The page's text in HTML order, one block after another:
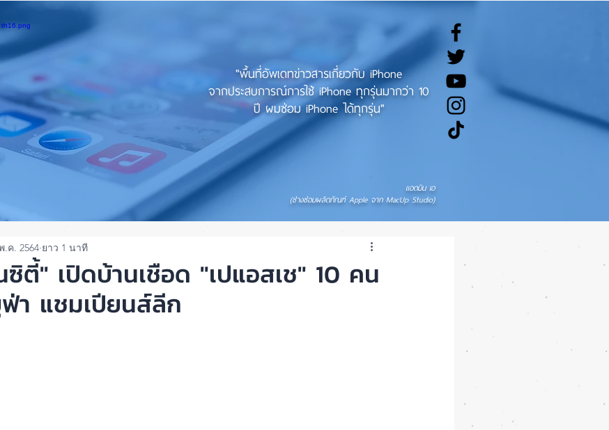
"พื้นที่อัพเดทข่าวสารเกี่ยวกับ iPhone
จากประสบการณ์การใช้ iPhone ทุกรุ่นมากว่า 10
ปี ผมซ่อม iPhone ได้ทุกรุ่น"
แอดมิน เอ
(ช่างซ่อมผลิตภัณฑ์ Apple จาก MacUp Studio)
ตี้" เปิดบ้านเชือด "เปแอสเช" 10 คน
า แชมเปียนส์ลีก
.ค. 2564 ยาว 1 นาที